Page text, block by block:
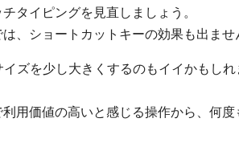
タイピングを見直しましょう。
、ショートカットキーの効果も出ませ
ズを少し大きくするのもイイかもしれ
用価値の高いと感じる操作から、何度